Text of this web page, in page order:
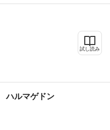
試し読み
ハルマゲドン